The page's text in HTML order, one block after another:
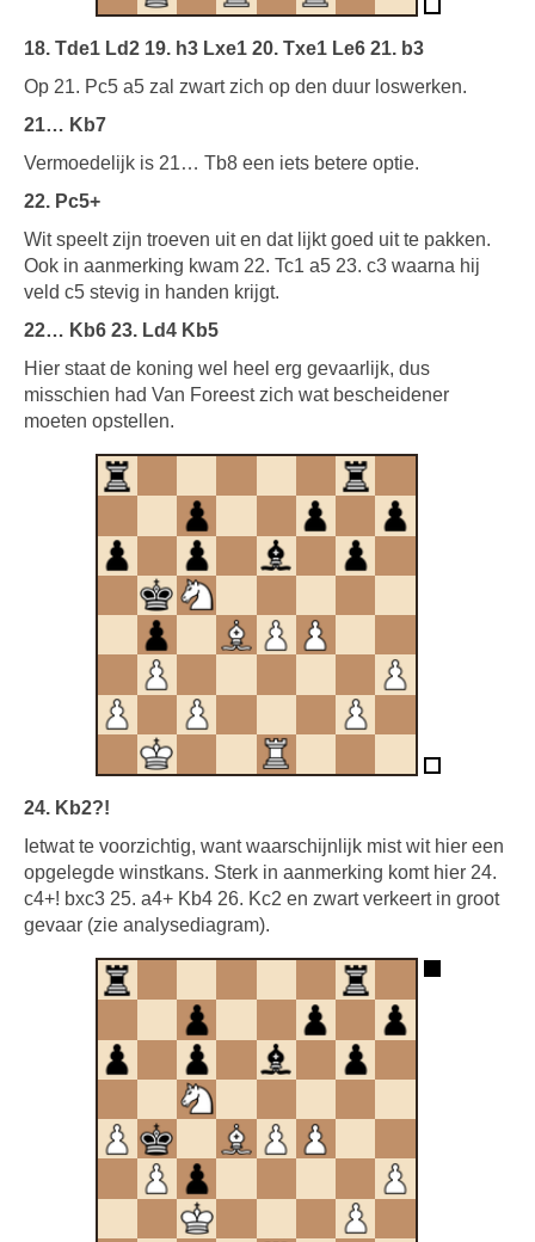
18. Tde1 Ld2 19. h3 Lxe1 20. Txe1 Le6 21. b3
Op 21. Pc5 a5 zal zwart zich op den duur loswerken.
21… Kb7
Vermoedelijk is 21… Tb8 een iets betere optie.
22. Pc5+
Wit speelt zijn troeven uit en dat lijkt goed uit te pakken.
Ook in aanmerking kwam 22. Tc1 a5 23. c3 waarna hij
veld c5 stevig in handen krijgt.
22… Kb6 23. Ld4 Kb5
Hier staat de koning wel heel erg gevaarlijk, dus
misschien had Van Foreest zich wat bescheidener
moeten opstellen.
24. Kb2?!
Ietwat te voorzichtig, want waarschijnlijk mist wit hier een
opgelegde winstkans. Sterk in aanmerking komt hier 24.
c4+! bxc3 25. a4+ Kb4 26. Kc2 en zwart verkeert in groot
gevaar (zie analysediagram).